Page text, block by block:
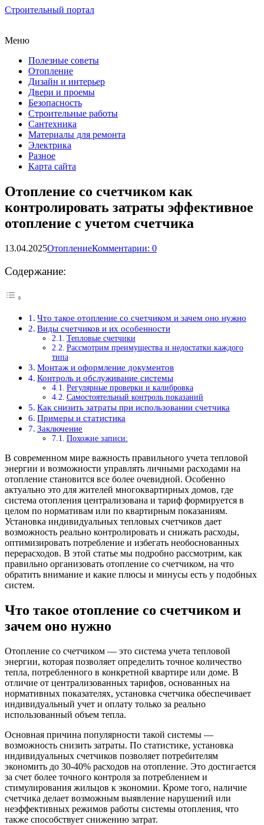
Строительный портал
Меню
Полезные советы
Отопление
Дизайн и интерьер
Двери и проемы
Безопасность
Строительные работы
Сантехника
Материалы для ремонта
Электрика
Разное
Карта сайта
Отопление со счетчиком как
контролировать затраты эффективное
отопление с учетом счетчика
13.04.2025ОтоплениеКомментарии: 0
Содержание:
Что такое отопление со счетчиком и зачем оно нужно
Виды счетчиков и их особенности
Тепловые счетчики
Рассмотрим преимущества и недостатки каждого
типа
Монтаж и оформление документов
Контроль и обслуживание системы
Регулярные проверки и калибровка
Самостоятельный контроль показаний
Как снизить затраты при использовании счетчика
Примеры и статистика
Заключение
Похожие записи:
В современном мире важность правильного учета тепловой
энергии и возможности управлять личными расходами на
отопление становится все более очевидной. Особенно
актуально это для жителей многоквартирных домов, где
система отопления централизована и тариф формируется в
целом по нормативам или по квартирным показаниям.
Установка индивидуальных тепловых счетчиков дает
возможность реально контролировать и снижать расходы,
оптимизировать потребление и избегать необоснованных
перерасходов. В этой статье мы подробно рассмотрим, как
правильно организовать отопление со счетчиком, на что
обратить внимание и какие плюсы и минусы есть у подобных
систем.
Что такое отопление со счетчиком и
зачем оно нужно
Отопление со счетчиком — это система учета тепловой
энергии, которая позволяет определить точное количество
тепла, потребленного в конкретной квартире или доме. В
отличие от централизованных тарифов, основанных на
нормативных показателях, установка счетчика обеспечивает
индивидуальный учет и оплату только за реально
использованный объем тепла.
Основная причина популярности такой системы —
возможность снизить затраты. По статистике, установка
индивидуальных счетчиков позволяет потребителям
экономить до 30-40% расходов на отопление. Это достигается
за счет более точного контроля за потреблением и
стимулирования жильцов к экономии. Кроме того, наличие
счетчика делает возможным выявление нарушений или
неэффективных режимов работы системы отопления, что
также способствует снижению затрат.